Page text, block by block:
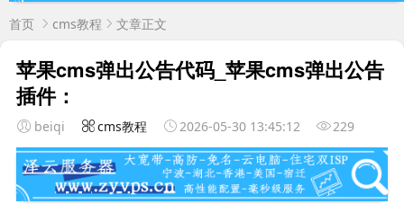
首页 cms教程 文章正文
苹果cms弹出公告代码_苹果cms弹出公告
插件：
beiqi cms教程 2026-05-30 13:45:12 229